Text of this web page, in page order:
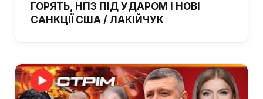
ГОРЯТЬ, НПЗ ПІД УДАРОМ І НОВІ
САНКЦІЇ США / ЛАКІЙЧУК